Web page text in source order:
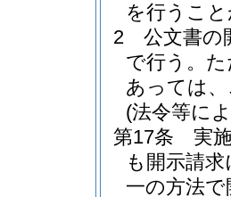
を行うこ
2
公文書の
で行う。
あっては
(法令等に
第17条
実
も開示請
一の方法